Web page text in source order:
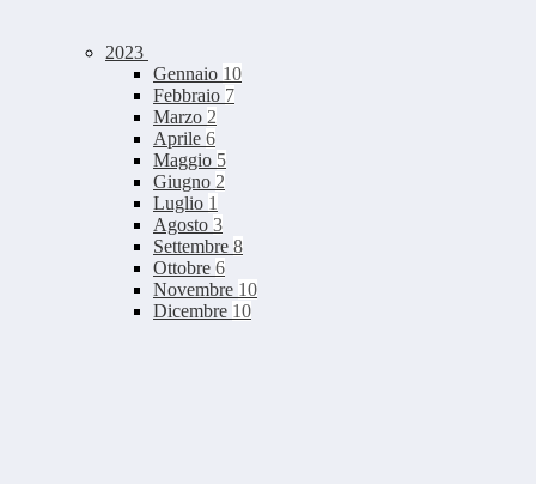
2023
Gennaio 10
Febbraio 7
Marzo 2
Aprile 6
Maggio 5
Giugno 2
Luglio 1
Agosto 3
Settembre 8
Ottobre 6
Novembre 10
Dicembre 10